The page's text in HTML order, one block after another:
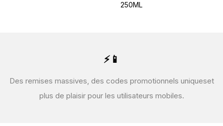
250ML
⚡📱
Des remises massives, des codes promotionnels uniqueset
plus de plaisir pour les utilisateurs mobiles.